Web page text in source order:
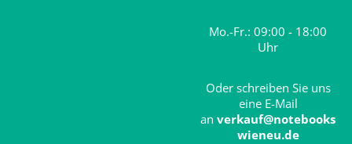
Mo.-Fr.: 09:00 - 18:00
Uhr
Oder schreiben Sie uns
eine E-Mail
an verkauf@notebooks
wieneu.de